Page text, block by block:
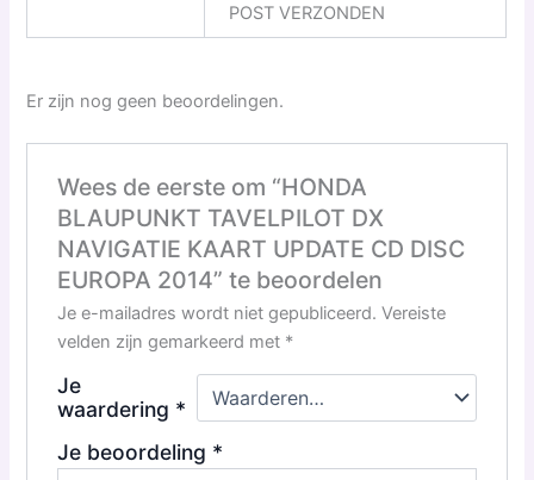
POST VERZONDEN
Er zijn nog geen beoordelingen.
Wees de eerste om “HONDA
BLAUPUNKT TAVELPILOT DX
NAVIGATIE KAART UPDATE CD DISC
EUROPA 2014” te beoordelen
Je e-mailadres wordt niet gepubliceerd. Vereiste
velden zijn gemarkeerd met *
Je
waardering *
Je beoordeling *